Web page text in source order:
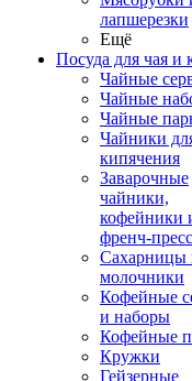
лапшерезки
Ещё
Посуда для чая и
Чайные
Чайные
Чайные
Чайники
кипячения
Заварочные
чайники,
кофейники
френч-
Сахарницы
молочники
Кофейные
и наборы
Кофейные
Кружки
Гейзерные